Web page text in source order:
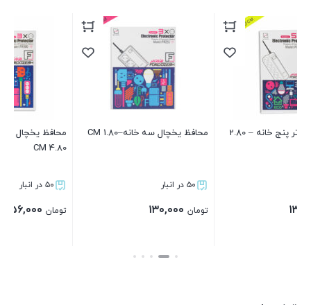
محافظ یخچال سه خانه–1.80 CM
محافظ یخچال سه خانه ارت دار–